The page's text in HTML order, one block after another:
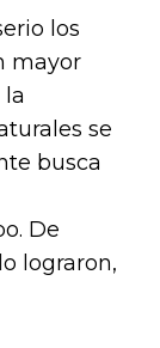
los
mayor
se
busca
De
lograron,